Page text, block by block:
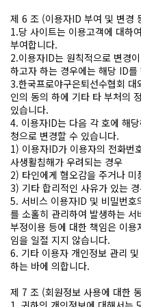
제 6 조 (이용자ID 부여 및 변경
1.당 사이트는 이용고객에 대하
부여합니다.
2.이용자ID는 원칙적으로 변경
하고자 하는 경우에는 해당 ID
3.한국프로야구은퇴선수협회
인의 동의 하에 기타 타 부처의
있습니다.
4. 이용자ID는 다음 각 호에 해
청으로 변경할 수 있습니다.
1) 이용자ID가 이용자의 전화번
사생활침해가 우려되는 경우
2) 타인에게 혐오감을 주거나
3) 기타 합리적인 사유가 있는
5. 서비스 이용자ID 및 비밀번호
를 소홀히 관리하여 발생하는
부정이용 등에 대한 책임은 이
임을 일절 지지 않습니다.
6. 기타 이용자 개인정보 관리
하는 바에 의합니다.
제 7 조 (회원정보 사용에 대한